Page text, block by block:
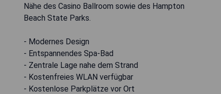
Nähe des Casino Ballroom sowie des Hampton
Beach State Parks.
- Modernes Design
- Entspannendes Spa-Bad
- Zentrale Lage nahe dem Strand
- Kostenfreies WLAN verfügbar
- Kostenlose Parkplätze vor Ort